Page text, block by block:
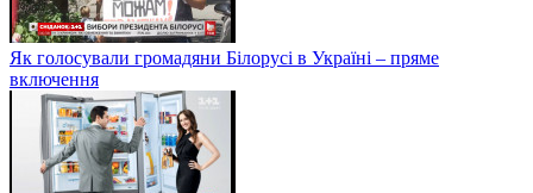
Як голосували громадяни Білорусі в Україні – пряме
включення